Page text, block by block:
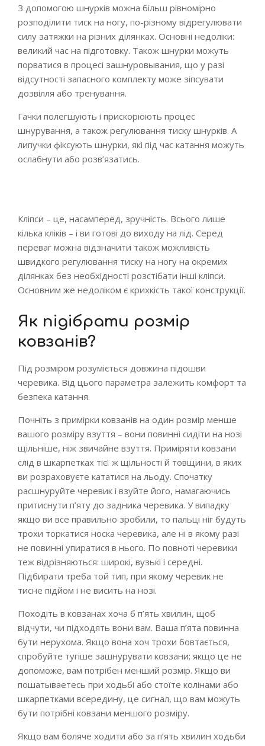
З допомогою шнурків можна більш рівномірно
розподілити тиск на ногу, по-різному відрегулювати
силу затяжки на різних ділянках. Основні недоліки:
великий час на підготовку. Також шнурки можуть
порватися в процесі зашнуровывания, що у разі
відсутності запасного комплекту може зіпсувати
дозвілля або тренування.
Гачки полегшують і прискорюють процес
шнурування, а також регулювання тиску шнурків. А
липучки фіксують шнурки, які під час катання можуть
ослабнути або розв’язатись.
Кліпси – це, насамперед, зручність. Всього лише
кілька кліків – і ви готові до виходу на лід. Серед
переваг можна відзначити також можливість
швидкого регулювання тиску на ногу на окремих
ділянках без необхідності розстібати інші кліпси.
Основним же недоліком є крихкість такої конструкції.
Як підібрати розмір
ковзанів?
Під розміром розуміється довжина підошви
черевика. Від цього параметра залежить комфорт та
безпека катання.
Почніть з примірки ковзанів на один розмір менше
вашого розміру взуття – вони повинні сидіти на нозі
щільніше, ніж звичайне взуття. Приміряти ковзани
слід в шкарпетках тієї ж щільності й товщини, в яких
ви розраховуєте кататися на льоду. Спочатку
расшнуруйте черевик і взуйте його, намагаючись
притиснути п’яту до задника черевика. У випадку
якщо ви все правильно зробили, то пальці ніг будуть
трохи торкатися носка черевика, але ні в якому разі
не повинні упиратися в нього. По повноті черевики
теж відрізняються: широкі, вузькі і середні.
Підбирати треба той тип, при якому черевик не
тисне підйом і не висить на нозі.
Походіть в ковзанах хоча б п’ять хвилин, щоб
відчути, чи підходять вони вам. Ваша п’ята повинна
бути нерухома. Якщо вона хоч трохи бовтається,
спробуйте тугіше зашнурувати ковзани; якщо це не
допоможе, вам потрібен менший розмір. Якщо ви
пошатываетесь при ходьбі або стоїте колінами або
шкарпетками всередину, це сигнал, що вам можуть
бути потрібні ковзани меншого розміру.
Якщо вам боляче ходити або за п’ять хвилин ходьби